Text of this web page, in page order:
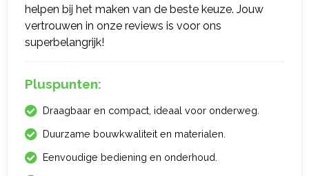
helpen bij het maken van de beste keuze. Jouw
vertrouwen in onze reviews is voor ons
superbelangrijk!
Pluspunten:
Draagbaar en compact, ideaal voor onderweg.
Duurzame bouwkwaliteit en materialen.
Eenvoudige bediening en onderhoud.